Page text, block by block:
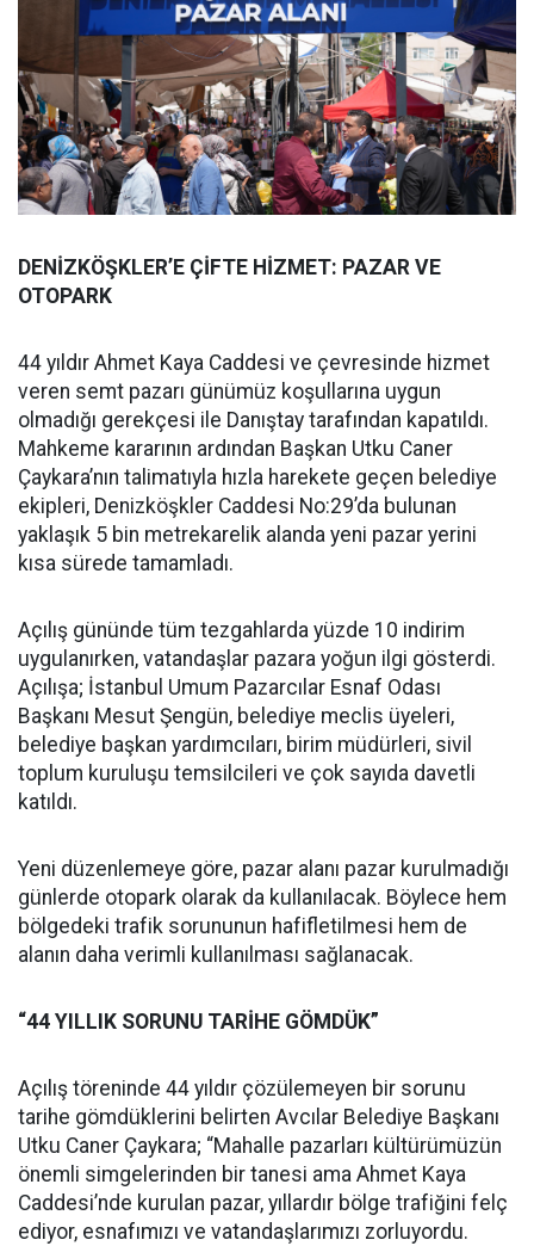
DENİZKÖŞKLER’E ÇİFTE HİZMET: PAZAR VE
OTOPARK
44 yıldır Ahmet Kaya Caddesi ve çevresinde hizmet
veren semt pazarı günümüz koşullarına uygun
olmadığı gerekçesi ile Danıştay tarafından kapatıldı.
Mahkeme kararının ardından Başkan Utku Caner
Çaykara’nın talimatıyla hızla harekete geçen belediye
ekipleri, Denizköşkler Caddesi No:29’da bulunan
yaklaşık 5 bin metrekarelik alanda yeni pazar yerini
kısa sürede tamamladı.
Açılış gününde tüm tezgahlarda yüzde 10 indirim
uygulanırken, vatandaşlar pazara yoğun ilgi gösterdi.
Açılışa; İstanbul Umum Pazarcılar Esnaf Odası
Başkanı Mesut Şengün, belediye meclis üyeleri,
belediye başkan yardımcıları, birim müdürleri, sivil
toplum kuruluşu temsilcileri ve çok sayıda davetli
katıldı.
Yeni düzenlemeye göre, pazar alanı pazar kurulmadığı
günlerde otopark olarak da kullanılacak. Böylece hem
bölgedeki trafik sorununun hafifletilmesi hem de
alanın daha verimli kullanılması sağlanacak.
“44 YILLIK SORUNU TARİHE GÖMDÜK”
Açılış töreninde 44 yıldır çözülemeyen bir sorunu
tarihe gömdüklerini belirten Avcılar Belediye Başkanı
Utku Caner Çaykara; “Mahalle pazarları kültürümüzün
önemli simgelerinden bir tanesi ama Ahmet Kaya
Caddesi’nde kurulan pazar, yıllardır bölge trafiğini felç
ediyor, esnafımızı ve vatandaşlarımızı zorluyordu.